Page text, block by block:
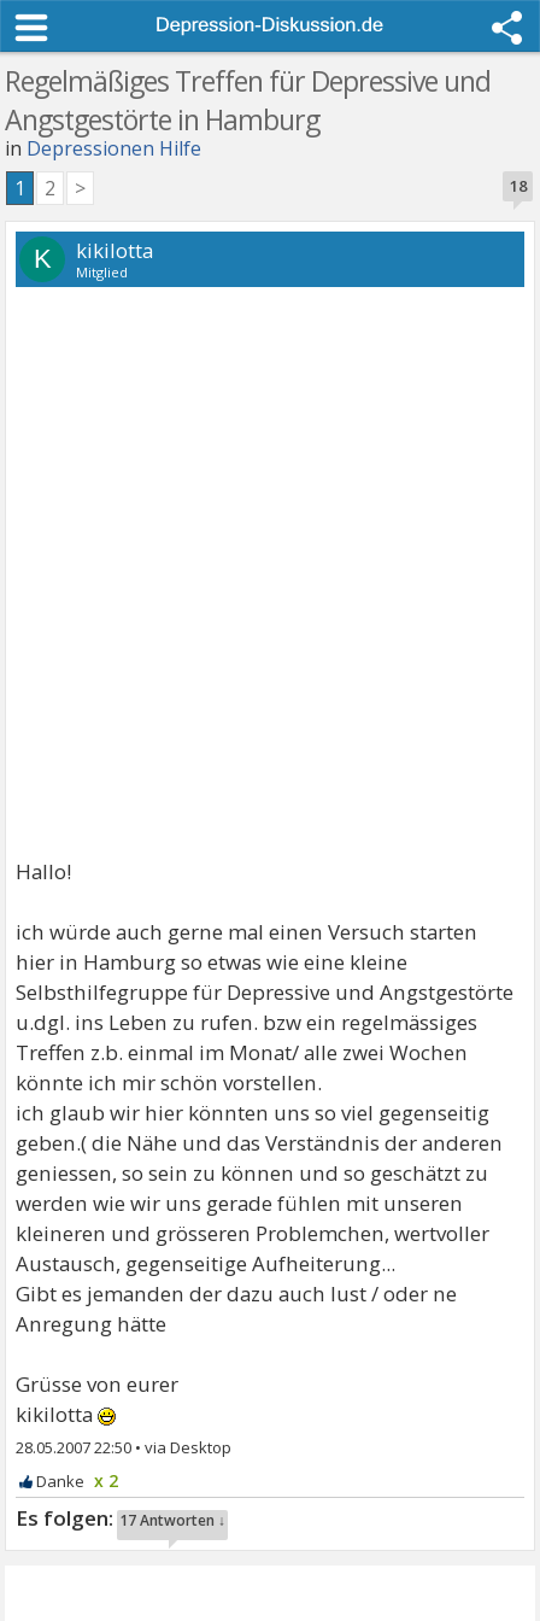
Regelmäßiges Treffen für Depressive und
Angstgestörte in Hamburg
in Depressionen Hilfe
18
1 2 >
K kikilotta
Mitglied
Hallo!
ich würde auch gerne mal einen Versuch starten
hier in Hamburg so etwas wie eine kleine
Selbsthilfegruppe für Depressive und Angstgestörte
u.dgl. ins Leben zu rufen. bzw ein regelmässiges
Treffen z.b. einmal im Monat/ alle zwei Wochen
könnte ich mir schön vorstellen.
ich glaub wir hier könnten uns so viel gegenseitig
geben.( die Nähe und das Verständnis der anderen
geniessen, so sein zu können und so geschätzt zu
werden wie wir uns gerade fühlen mit unseren
kleineren und grösseren Problemchen, wertvoller
Austausch, gegenseitige Aufheiterung...
Gibt es jemanden der dazu auch lust / oder ne
Anregung hätte
Grüsse von eurer
kikilotta
28.05.2007 22:50 •
x 2
17 Antworten ↓